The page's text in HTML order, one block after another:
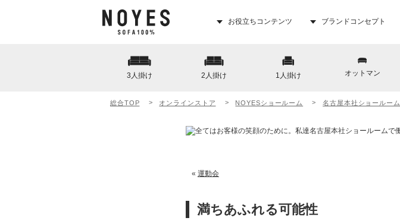
お役立ちコンテンツ ブランドコンセプト
3人掛け 2人掛け 1人掛け オットマン
総合TOP オンラインストア NOYESショールーム 名古屋本社ショールーム
« 運動会
満ちあふれる可能性